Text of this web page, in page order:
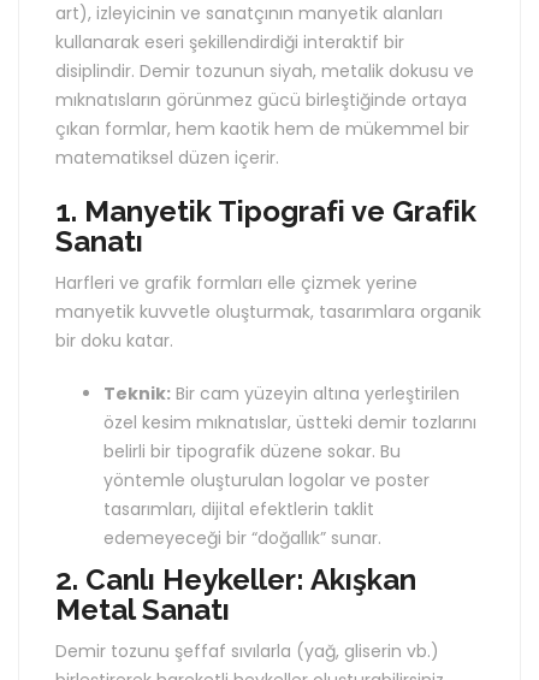
art), izleyicinin ve sanatçının manyetik alanları
kullanarak eseri şekillendirdiği interaktif bir
disiplindir. Demir tozunun siyah, metalik dokusu ve
mıknatısların görünmez gücü birleştiğinde ortaya
çıkan formlar, hem kaotik hem de mükemmel bir
matematiksel düzen içerir.
1. Manyetik Tipografi ve Grafik
Sanatı
Harfleri ve grafik formları elle çizmek yerine
manyetik kuvvetle oluşturmak, tasarımlara organik
bir doku katar.
Teknik: Bir cam yüzeyin altına yerleştirilen
özel kesim mıknatıslar, üstteki demir tozlarını
belirli bir tipografik düzene sokar. Bu
yöntemle oluşturulan logolar ve poster
tasarımları, dijital efektlerin taklit
edemeyeceği bir “doğallık” sunar.
2. Canlı Heykeller: Akışkan
Metal Sanatı
Demir tozunu şeffaf sıvılarla (yağ, gliserin vb.)